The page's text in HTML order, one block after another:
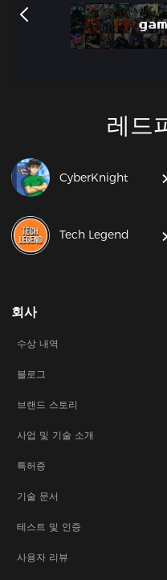
레드
CyberKnight
Tech Legend
회사
수상 내역
블로그
브랜드 스토리
사업 및 기술 소개
특허증
기술 문서
테스트 및 인증
사용자 리뷰